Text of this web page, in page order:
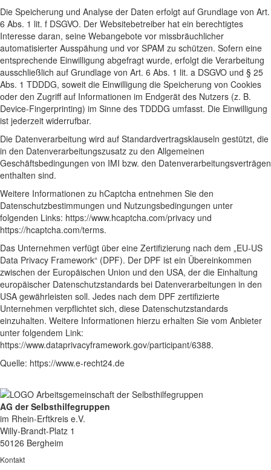
Die Speicherung und Analyse der Daten erfolgt auf Grundlage von Art.
6 Abs. 1 lit. f DSGVO. Der Websitebetreiber hat ein berechtigtes
Interesse daran, seine Webangebote vor missbräuchlicher
automatisierter Ausspähung und vor SPAM zu schützen. Sofern eine
entsprechende Einwilligung abgefragt wurde, erfolgt die Verarbeitung
ausschließlich auf Grundlage von Art. 6 Abs. 1 lit. a DSGVO und § 25
Abs. 1 TDDDG, soweit die Einwilligung die Speicherung von Cookies
oder den Zugriff auf Informationen im Endgerät des Nutzers (z. B.
Device-Fingerprinting) im Sinne des TDDDG umfasst. Die Einwilligung
ist jederzeit widerrufbar.
Die Datenverarbeitung wird auf Standardvertragsklauseln gestützt, die
in den Datenverarbeitungszusatz zu den Allgemeinen
Geschäftsbedingungen von IMI bzw. den Datenverarbeitungsverträgen
enthalten sind.
Weitere Informationen zu hCaptcha entnehmen Sie den
Datenschutzbestimmungen und Nutzungsbedingungen unter
folgenden Links: https://www.hcaptcha.com/privacy und
https://hcaptcha.com/terms.
Das Unternehmen verfügt über eine Zertifizierung nach dem „EU-US
Data Privacy Framework“ (DPF). Der DPF ist ein Übereinkommen
zwischen der Europäischen Union und den USA, der die Einhaltung
europäischer Datenschutzstandards bei Datenverarbeitungen in den
USA gewährleisten soll. Jedes nach dem DPF zertifizierte
Unternehmen verpflichtet sich, diese Datenschutzstandards
einzuhalten. Weitere Informationen hierzu erhalten Sie vom Anbieter
unter folgendem Link:
https://www.dataprivacyframework.gov/participant/6388.
Quelle: https://www.e-recht24.de
AG der Selbsthilfegruppen
im Rhein-Erftkreis e.V.
Willy-Brandt-Platz 1
50126 Bergheim
Kontakt